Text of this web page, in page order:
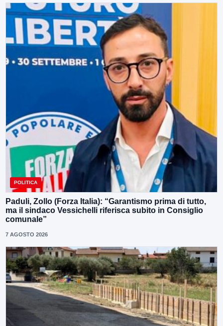
POLITICA
Paduli, Zollo (Forza Italia): “Garantismo prima di tutto,
ma il sindaco Vessichelli riferisca subito in Consiglio
comunale”
7 AGOSTO 2026